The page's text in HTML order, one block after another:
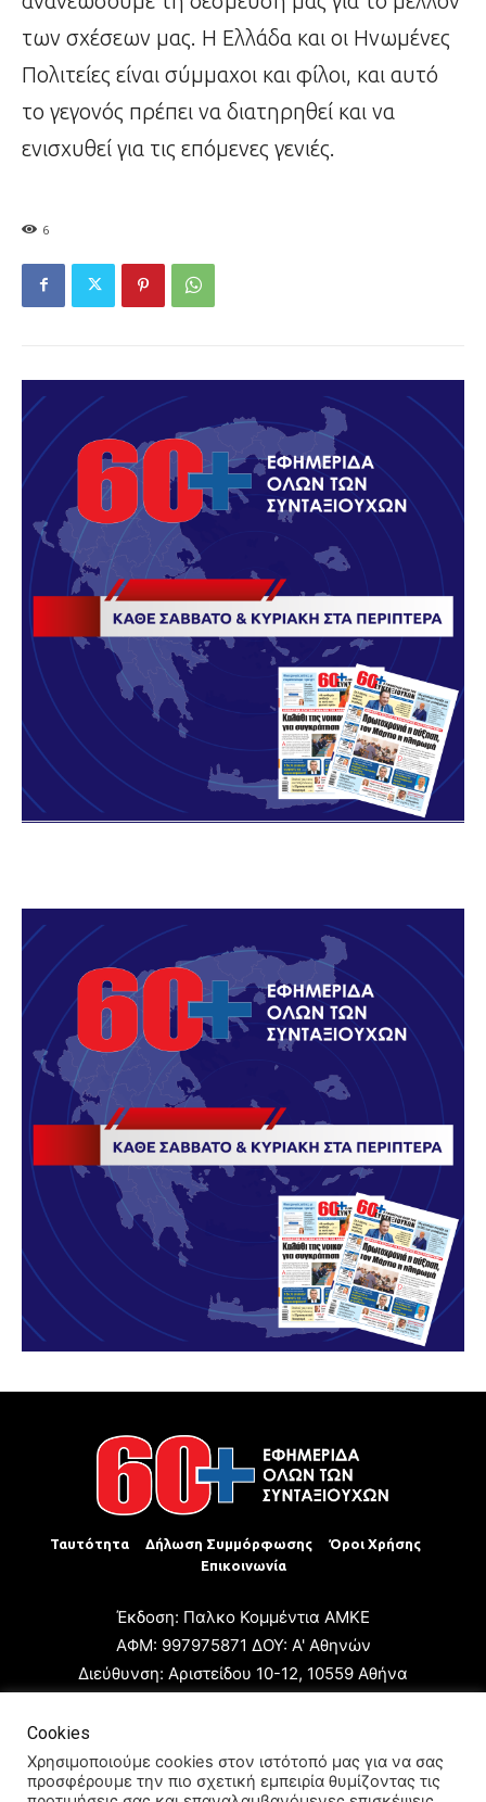
των σχέσεων μας. Η Ελλάδα και οι Ηνωμένες
Πολιτείες είναι σύμμαχοι και φίλοι, και αυτό
το γεγονός πρέπει να διατηρηθεί και να
ενισχυθεί για τις επόμενες γενιές.
6
Ταυτότητα Δήλωση Συμμόρφωσης
Όροι Χρήσης
Επικοινωνία
Έκδοση: Παλκο Κομμέντια ΑΜΚΕ
ΑΦΜ: 997975871 ΔΟΥ: Α' Αθηνών
Διεύθυνση: Αριστείδου 10-12, 10559 Αθήνα
Ιδιοκτήτης: Παλκο Κομμέντια ΑΜΚΕ
Διευθυντής: Ιωάννης Παπαγεωργίου
Cookies
Χρησιμοποιούμε cookies στον ιστότοπό μας για να σας
προσφέρουμε την πιο σχετική εμπειρία θυμίζοντας τις